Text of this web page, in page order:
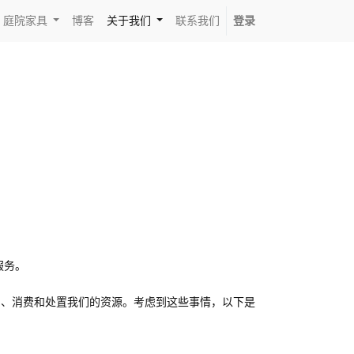
庭院家具 博客 关于我们 联系我们 登录
。
消费和处置我们的资源。考虑到这些事情，以下是